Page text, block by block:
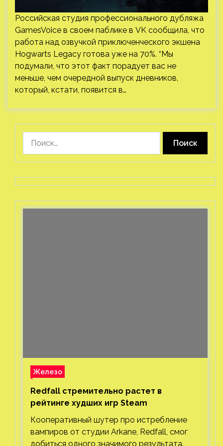
Российская студия профессионального дубляжа
GamesVoice в своем паблике в VK сообщила, что
работа над озвучкой приключенческого экшена
Hogwarts Legacy готова уже на 70%. “Мы
подумали, что этот факт порадует вас не
меньше, чем очередной выпуск дневников,
который, кстати, появится в…
Железо
Redfall стремительно растет в
рейтинге худших игр Steam
Кооперативный шутер про истребление
вампиров от студии Arkane, Redfall, смог
добиться одного значимого результата.